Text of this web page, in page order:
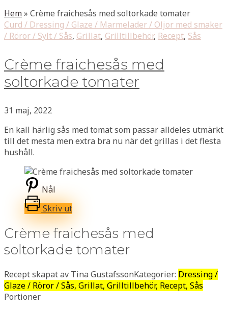
Hem» Crème fraichesås med soltorkade tomater
Curd / Dressing / Glaze / Marmelader / Oljor med smaker
/ Röror / Sylt / Sås, Grillat, Grilltillbehör, Recept, Sås
Crème fraichesås med
soltorkade tomater
31 maj, 2022
En kall härlig sås med tomat som passar alldeles utmärkt
till det mesta men extra bra nu när det grillas i det flesta
hushåll.
Nål
Skriv ut
Crème fraichesås med
soltorkade tomater
Recept skapat av Tina GustafssonKategorier: Dressing /
Glaze / Röror / Sås, Grillat, Grilltillbehör, Recept, Sås
Portioner